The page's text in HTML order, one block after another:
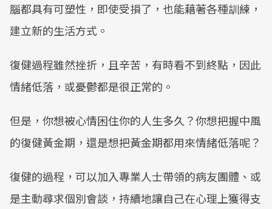
腦都具有可塑性，即使受損了，也能藉著各種訓練，
建立新的生活方式。
復健過程雖然挫折，且辛苦，有時看不到終點，因此
情緒低落，或憂鬱都是很正常的。
但是，你想被心情困住你的人生多久？你想把握中風
的復健黃金期，還是想把黃金期都用來情緒低落呢？
復健的過程，可以加入專業人士帶領的病友團體、或
是主動尋求個別會談，持續地讓自己在心理上獲得支